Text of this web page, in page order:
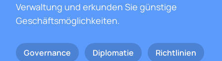
Verwaltung und erkunden Sie günstige
Geschäftsmöglichkeiten.
Governance Diplomatie Richtlinien